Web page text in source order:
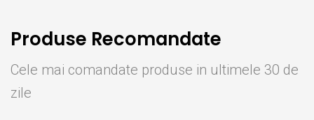
Produse Recomandate
Cele mai comandate produse in ultimele 30 de
zile